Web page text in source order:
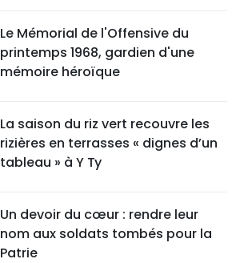
Le Mémorial de l'Offensive du
printemps 1968, gardien d'une
mémoire héroïque
La saison du riz vert recouvre les
rizières en terrasses « dignes d’un
tableau » à Y Ty
Un devoir du cœur : rendre leur
nom aux soldats tombés pour la
Patrie